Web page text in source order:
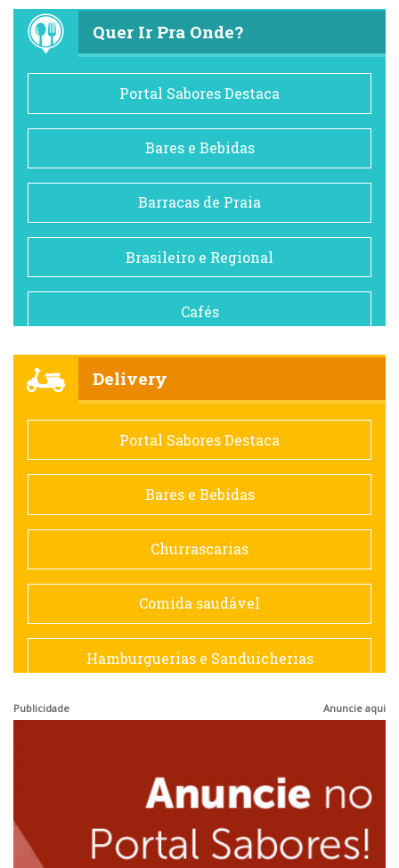
Quer Ir Pra Onde?
Portal Sabores Destaca
Bares e Bebidas
Barracas de Praia
Brasileiro e Regional
Cafés
Comida saudável
Contemporânea
Doceria
Espanhola
Francesa
Japonesa e Oriental
Lanchonetes
Delivery
Portal Sabores Destaca
Bares e Bebidas
Churrascarias
Comida saudável
Hamburguerias e Sanduicherias
Publicidade Anuncie aqui